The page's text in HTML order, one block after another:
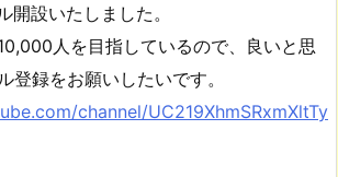
設いたしました。
人を目指しているので、良いと思
登録をお願いしたいです。
channel/UC219XhmSRxmXltTy